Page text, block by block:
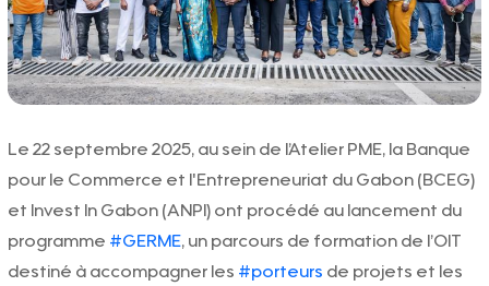
Le 22 septembre 2025, au sein de l’Atelier PME, la Banque
pour le Commerce et l'Entrepreneuriat du Gabon (BCEG)
et Invest In Gabon (ANPI) ont procédé au lancement du
programme #GERME, un parcours de formation de l’OIT
destiné à accompagner les #porteurs de projets et les